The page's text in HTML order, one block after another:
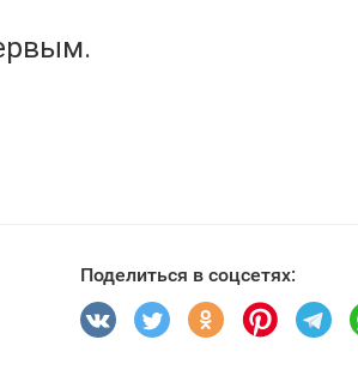
Поделиться в соцсетях: